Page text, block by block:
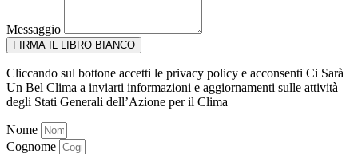
Messaggio
FIRMA IL LIBRO BIANCO
Cliccando sul bottone accetti le privacy policy e acconsenti Ci Sarà
Un Bel Clima a inviarti informazioni e aggiornamenti sulle attività
degli Stati Generali dell’Azione per il Clima
Nome
Cognome